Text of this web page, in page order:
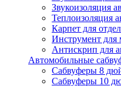
Звукоизоляция
Теплоизоляция
Карпет для
Инструмент
Антискрип для
Автомобильные
Сабвуферы 8
Сабвуферы 10